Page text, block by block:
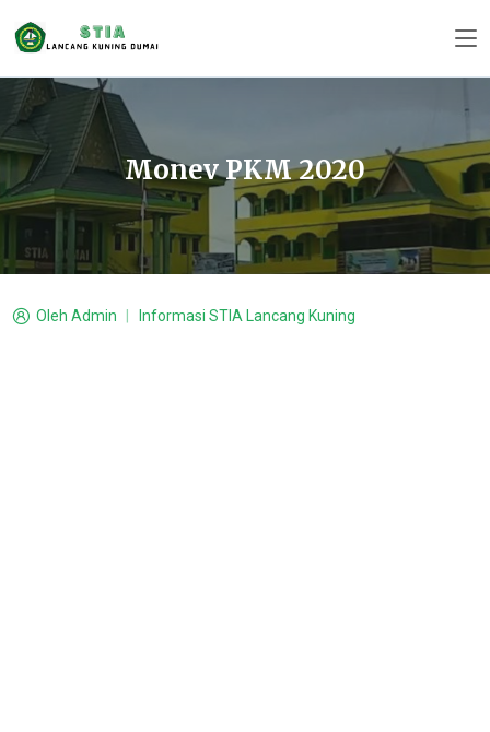
Monev PKM 2020
Oleh Admin Informasi STIA Lancang Kuning